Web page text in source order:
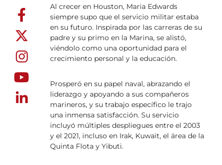
Al crecer en Houston, Maria Edwards
siempre supo que el servicio militar estaba
en su futuro. Inspirada por las carreras de su
padre y su primo en la Marina, se alistó,
viéndolo como una oportunidad para el
crecimiento personal y la educación.
Prosperó en su papel naval, abrazando el
liderazgo y apoyando a sus compañeros
marineros, y su trabajo específico le trajo
una inmensa satisfacción. Su servicio
incluyó múltiples despliegues entre el 2003
y el 2021, incluso en Irak, Kuwait, el área de la
Quinta Flota y Yibuti.